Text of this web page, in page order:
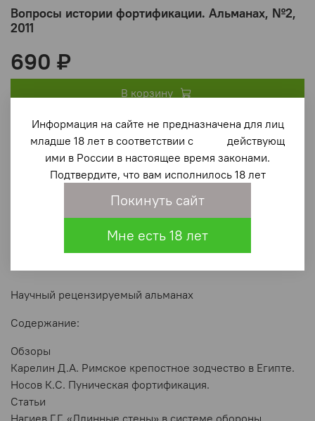
Вопросы истории фортификации. Альманах, №2,
2011
(0) В избранное
690 ₽
В корзину
Научный рецензируемый альманах
Содержание:
Обзоры
Карелин Д.А. Римское крепостное зодчество в Египте.
Носов К.С. Пуническая фортификация.
Статьи
Информация на сайте не предназначена для лиц
младше 18 лет в соответствии с действующ
ими в России в настоящее время законами.
Подтвердите, что вам исполнилось 18 лет
Покинуть сайт
Мне есть 18 лет